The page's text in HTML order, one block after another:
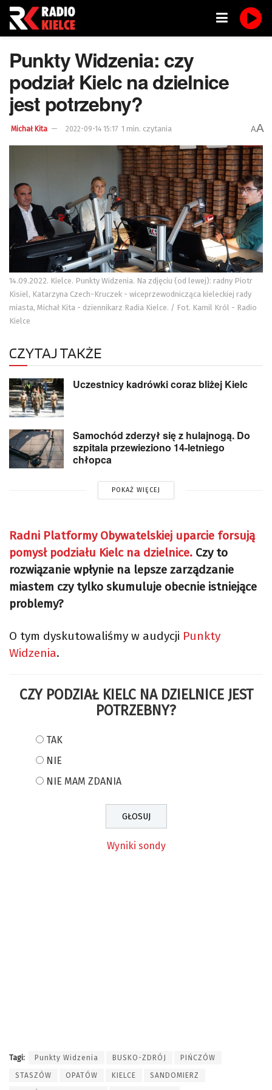
Punkty Widzenia: czy
podział Kielc na dzielnice
jest potrzebny?
Michał Kita 2022-09-14 15:17 1 min. czytania AA
14.09.2022. Kielce. Punkty Widzenia. Na zdjęciu (od lewej): radny Piotr
Kisiel, Katarzyna Czech-Kruczek - wiceprzewodnicząca kieleckiej rady
miasta, Michał Kita - dziennikarz Radia Kielce. / Fot. Kamil Król - Radio
Kielce
CZYTAJ TAKŻE
Uczestnicy kadrówki coraz bliżej Kielc
Samochód zderzył się z hulajnogą. Do
szpitala przewieziono 14-letniego
chłopca
POKAŻ WIĘCEJ
Radni Platformy Obywatelskiej uparcie forsują
pomysł podziału Kielc na dzielnice. Czy to
rozwiązanie wpłynie na lepsze zarządzanie
miastem czy tylko skumuluje obecnie istniejące
problemy?
O tym dyskutowaliśmy w audycji Punkty
Widzenia.
CZY PODZIAŁ KIELC NA DZIELNICE JEST
POTRZEBNY?
TAK
NIE
NIE MAM ZDANIA
Wyniki sondy
Tagi: Punkty Widzenia BUSKO-ZDRÓJ PIŃCZÓW
STASZÓW OPATÓW KIELCE SANDOMIERZ